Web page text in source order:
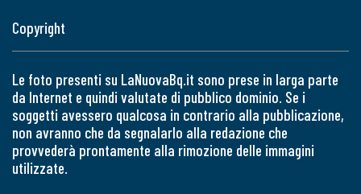
Copyright
Le foto presenti su LaNuovaBq.it sono prese in larga parte
da Internet e quindi valutate di pubblico dominio. Se i
soggetti avessero qualcosa in contrario alla pubblicazione,
non avranno che da segnalarlo alla redazione che
provvederà prontamente alla rimozione delle immagini
utilizzate.